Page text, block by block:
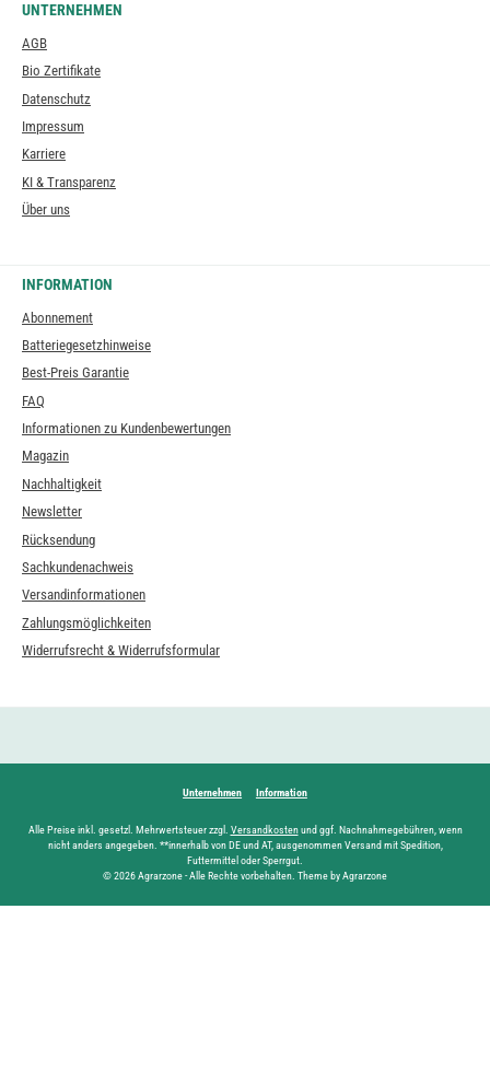
UNTERNEHMEN
AGB
Bio Zertifikate
Datenschutz
Impressum
Karriere
KI & Transparenz
Über uns
INFORMATION
Abonnement
Batteriegesetzhinweise
Best-Preis Garantie
FAQ
Informationen zu Kundenbewertungen
Magazin
Nachhaltigkeit
Newsletter
Rücksendung
Sachkundenachweis
Versandinformationen
Zahlungsmöglichkeiten
Widerrufsrecht & Widerrufsformular
Unternehmen Information
Alle Preise inkl. gesetzl. Mehrwertsteuer zzgl. Versandkostenund ggf. Nachnahmegebühren, wenn
nicht anders angegeben. **innerhalb von DE und AT, ausgenommen Versand mit Spedition,
Futtermittel oder Sperrgut.
© 2026 Agrarzone - Alle Rechte vorbehalten. Theme by Agrarzone